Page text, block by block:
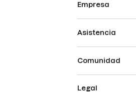
Empresa
Asistencia
Comunidad
Legal